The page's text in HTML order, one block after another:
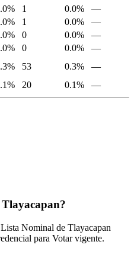
1 0.0%
—
1 0.0%
—
0 0.0%
—
0 0.0%
—
53 0.3%
—
20 0.1% —
Tlayacapan?
Nominal de Tlayacapan
para Votar vigente.